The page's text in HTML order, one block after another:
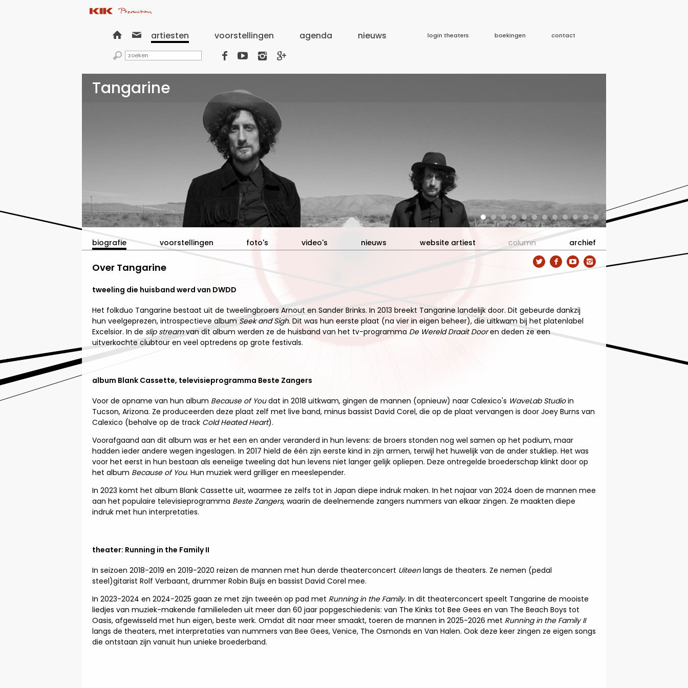
  artiesten voorstellingen agenda nieuws login theaters boekingen contact
    
Tangarine
biografie voorstellingen foto's video's nieuws website artiest column archief
Over Tangarine
tweeling die huisband werd van DWDD
Het folkduo Tangarine bestaat uit de tweelingbroers Arnout en Sander Brinks. In 2013 breekt Tangarine landelijk door. Dit gebeurde dankzij
hun veelgeprezen, introspectieve albumSeek and Sigh. Dit was hun eerste plaat (na vier in eigen beheer), die uitkwam bij het platenlabel
Excelsior. In de slip streamvan dit album werden ze de huisband van het tv-programma De Wereld Draait Dooren deden ze een
uitverkochte clubtour en veel optredens op grote festivals.
album Blank Cassette, televisieprogramma Beste Zangers
Voor de opname van hun album Because of Youdat in 2018 uitkwam, gingen de mannen (opnieuw) naar Calexico's WaveLab Studioin
Tucson, Arizona. Ze produceerden deze plaat zelf met live band, minus bassist David Corel, die op de plaat vervangen is door Joey Burns van
Calexico (behalve op de track Cold Heated Heart).
Voorafgaand aan dit album was er het een en ander veranderd in hun levens: de broers stonden nog wel samen op het podium, maar
hadden ieder andere wegen ingeslagen. In 2017 hield de één zijn eerste kind in zijn armen, terwijl het huwelijk van de ander stukliep. Het was
voor het eerst in hun bestaan als eeneiige tweeling dat hun levens niet langer gelijk opliepen. Deze ontregelde broederschap klinkt door op
het album Because of You. Hun muziek werd grilliger en meeslepender.
In 2023 komt het album Blank Cassette uit, waarmee ze zelfs tot in Japan diepe indruk maken. In het najaar van 2024 doen de mannen mee
aan het populaire televisieprogramma Beste Zangers, waarin de deelnemende zangers nummers van elkaar zingen. Ze maakten diepe
indruk met hun interpretaties.
theater: Running in the Family II
In seizoen 2018-2019 en 2019-2020 reizen de mannen met hun derde theaterconcert Uiteenlangs de theaters. Ze nemen (pedal
steel)gitarist Rolf Verbaant, drummer Robin Buijs en bassist David Corel mee.
In 2023-2024 en 2024-2025 gaan ze met zijn tweeën op pad met Running in the Family. In dit theaterconcert speelt Tangarine de mooiste
liedjes van muziek-makende familieleden uit meer dan 60 jaar popgeschiedenis: van The Kinks tot Bee Gees en van The Beach Boys tot
Oasis, afgewisseld met hun eigen, beste werk. Omdat dit naar meer smaakt, toeren de mannen in 2025-2026 met Running in the Family II
langs de theaters, met interpretaties van nummers van Bee Gees, Venice, The Osmonds en Van Halen. Ook deze keer zingen ze eigen songs
die ontstaan zijn vanuit hun unieke broederband.
   